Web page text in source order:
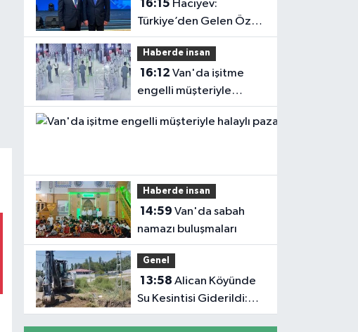
Ziyaret
16:15
Türkiye’den Gelen Öz
Evine Gelir
Haberde insan
16:12
engelli müşteriyle
halaylı pazarlık
gülümsetti
Haberde insan
14:59
namazı buluşmaları
Genel
13:58
Su Kesintisi Giderildi:
Ekipler Anında